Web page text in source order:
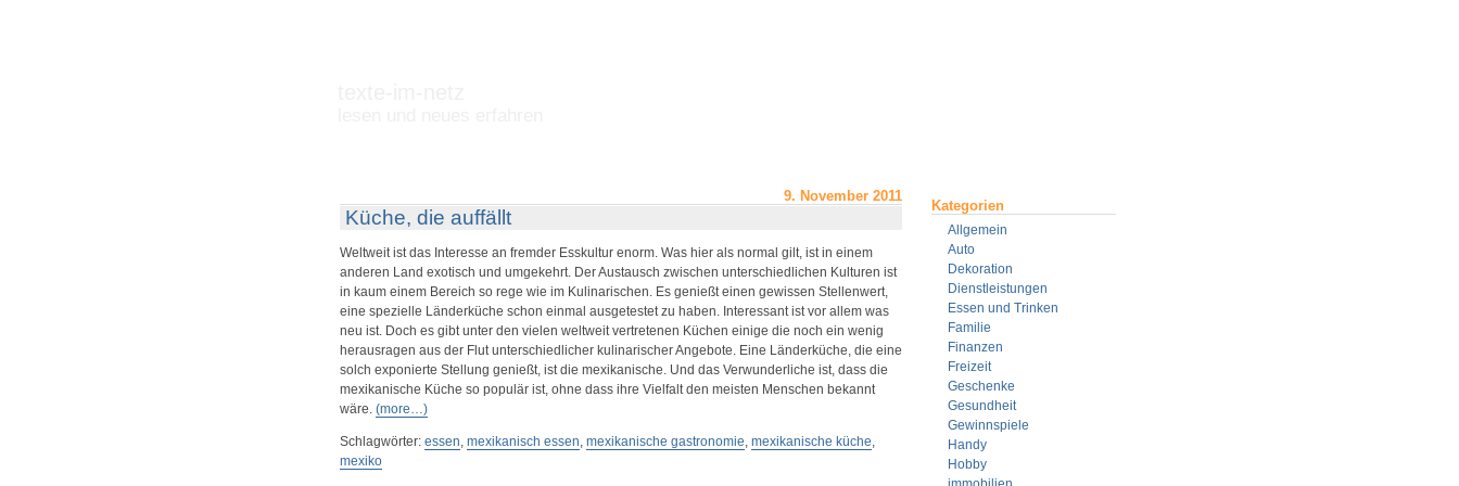
Kategorien
Allgemein
Auto
Dekoration
Dienstleistungen
Essen und Trinken
Familie
Finanzen
Freizeit
Geschenke
Gesundheit
Gewinnspiele
Handy
Hobby
9. November 2011
Küche, die auffällt
Weltweit ist das Interesse an fremder Esskultur enorm. Was hier als normal gilt, ist in einem
anderen Land exotisch und umgekehrt. Der Austausch zwischen unterschiedlichen Kulturen ist
in kaum einem Bereich so rege wie im Kulinarischen. Es genießt einen gewissen Stellenwert,
eine spezielle Länderküche schon einmal ausgetestet zu haben. Interessant ist vor allem was
neu ist. Doch es gibt unter den vielen weltweit vertretenen Küchen einige die noch ein wenig
herausragen aus der Flut unterschiedlicher kulinarischer Angebote. Eine Länderküche, die eine
solch exponierte Stellung genießt, ist die mexikanische. Und das Verwunderliche ist, dass die
mexikanische Küche so populär ist, ohne dass ihre Vielfalt den meisten Menschen bekannt
wäre. (more…)
Schlagwörter: essen, mexikanisch essen, mexikanische gastronomie, mexikanische küche,
mexiko